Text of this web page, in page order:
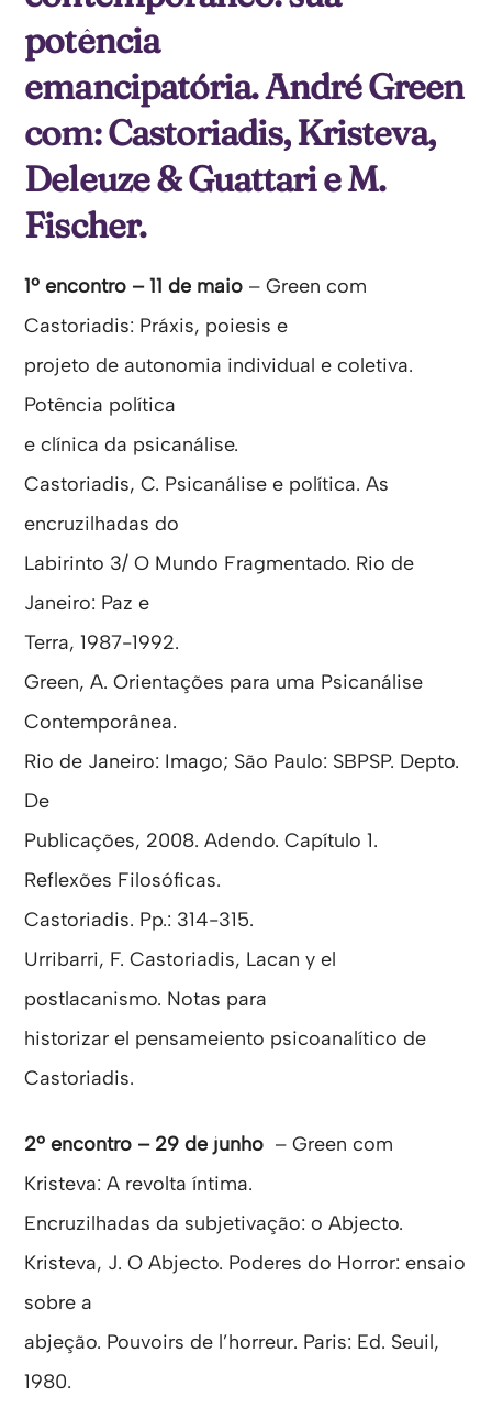
potência
emancipatória. André Green
com: Castoriadis, Kristeva,
Deleuze & Guattari e M.
Fischer.
1º encontro – 11 de maio – Green com
Castoriadis: Práxis, poiesis e
projeto de autonomia individual e coletiva.
Potência política
e clínica da psicanálise.
Castoriadis, C. Psicanálise e política. As
encruzilhadas do
Labirinto 3/ O Mundo Fragmentado. Rio de
Janeiro: Paz e
Terra, 1987-1992.
Green, A. Orientações para uma Psicanálise
Contemporânea.
Rio de Janeiro: Imago; São Paulo: SBPSP. Depto.
De
Publicações, 2008. Adendo. Capítulo 1.
Reflexões Filosóficas.
Castoriadis. Pp.: 314-315.
Urribarri, F. Castoriadis, Lacan y el
postlacanismo. Notas para
historizar el pensameiento psicoanalítico de
Castoriadis.
2º encontro – 29 de junho – Green com
Kristeva: A revolta íntima.
Encruzilhadas da subjetivação: o Abjecto.
Kristeva, J. O Abjecto. Poderes do Horror: ensaio
sobre a
abjeção. Pouvoirs de l’horreur. Paris: Ed. Seuil,
1980.